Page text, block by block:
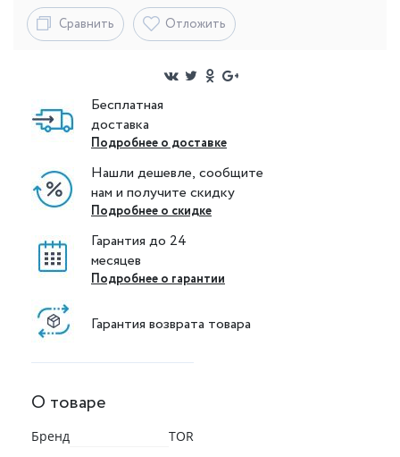
Сравнить Отложить
Бесплатная
доставка
Подробнее о доставке
Нашли дешевле, сообщите
нам и получите скидку
Подробнее о скидке
Гарантия до 24
месяцев
Подробнее о гарантии
Гарантия возврата товара
О товаре
Бренд
TOR